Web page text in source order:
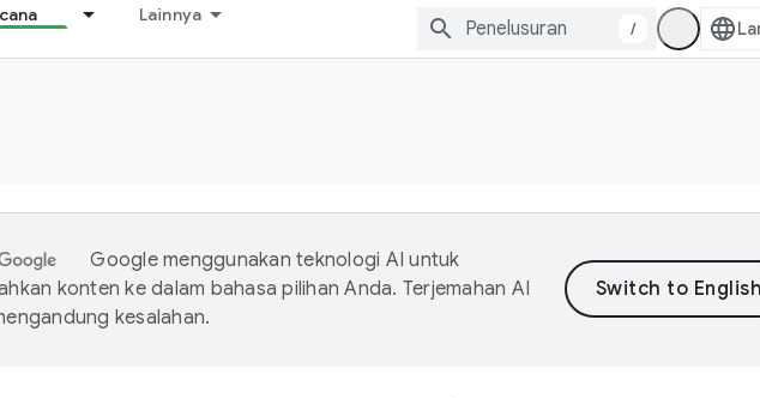
Lainnya
/
Google menggunakan teknologi AI untuk
konten ke dalam bahasa pilihan Anda. Terjemahan AI
kesalahan.